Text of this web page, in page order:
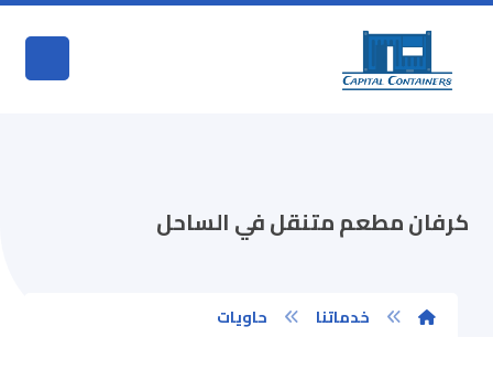
كرفان مطعم متنقل في الساحل
خدماتنا حاويات